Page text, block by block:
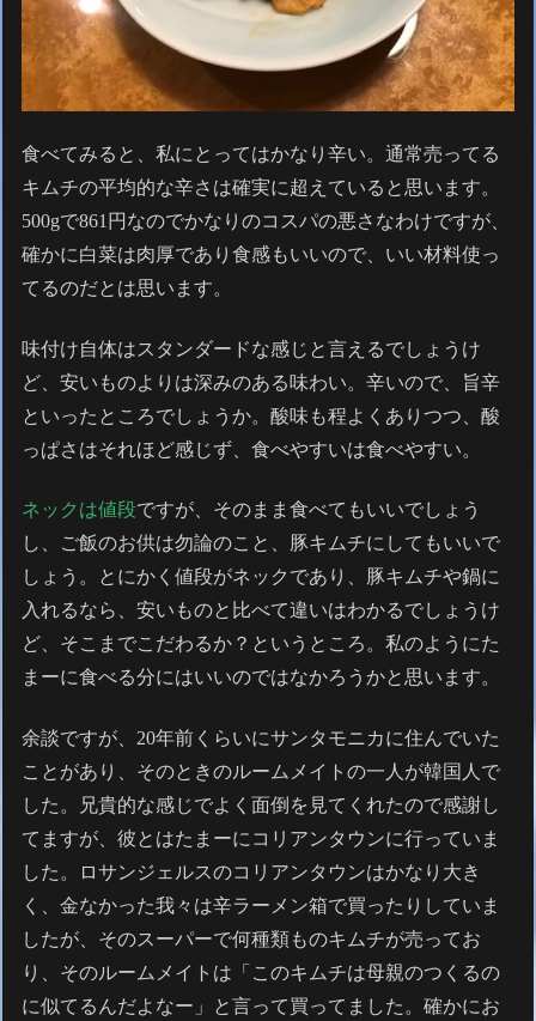
食べてみると、私にとってはかなり辛い。通常売ってる
キムチの平均的な辛さは確実に超えていると思います。
500gで861円なのでかなりのコスパの悪さなわけですが、
確かに白菜は肉厚であり食感もいいので、いい材料使っ
てるのだとは思います。
味付け自体はスタンダードな感じと言えるでしょうけ
ど、安いものよりは深みのある味わい。辛いので、旨辛
といったところでしょうか。酸味も程よくありつつ、酸
っぱさはそれほど感じず、食べやすいは食べやすい。
ネックは値段ですが、そのまま食べてもいいでしょう
し、ご飯のお供は勿論のこと、豚キムチにしてもいいで
しょう。とにかく値段がネックであり、豚キムチや鍋に
入れるなら、安いものと比べて違いはわかるでしょうけ
ど、そこまでこだわるか？というところ。私のようにた
まーに食べる分にはいいのではなかろうかと思います。
余談ですが、20年前くらいにサンタモニカに住んでいた
ことがあり、そのときのルームメイトの一人が韓国人で
した。兄貴的な感じでよく面倒を見てくれたので感謝し
てますが、彼とはたまーにコリアンタウンに行っていま
した。ロサンジェルスのコリアンタウンはかなり大き
く、金なかった我々は辛ラーメン箱で買ったりしていま
したが、そのスーパーで何種類ものキムチが売ってお
り、そのルームメイトは「このキムチは母親のつくるの
に似てるんだよなー」と言って買ってました。確かにお